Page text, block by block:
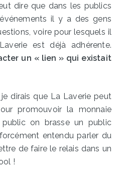
dire que dans les publics
il y a des gens
voire pour lesquels il
est déjà adhérente.
un « lien » qui existait
dirais que La Laverie peut
promouvoir la monnaie
public on brasse un public
entendu parler du
de faire le relais dans un
!